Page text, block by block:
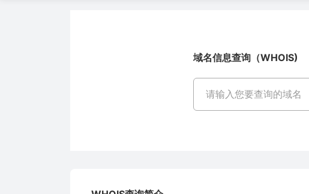
域名信息查询（WHOIS)